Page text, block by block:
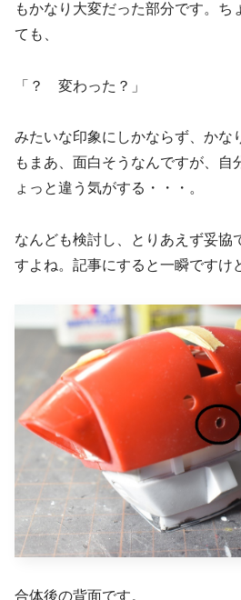
もかなり大変だった部分です。ち
ても、
「？ 変わった？」
みたいな印象にしかならず、かな
もまあ、面白そうなんですが、自
ょっと違う気がする・・・。
なんども検討し、とりあえず妥協
すよね。記事にすると一瞬ですけ
合体後の背面です。